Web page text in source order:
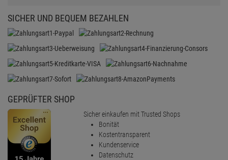
SICHER UND BEQUEM BEZAHLEN
GEPRÜFTER SHOP
Sicher einkaufen mit Trusted Shops
Bonität
Kostentransparent
Kundenservice
Datenschutz